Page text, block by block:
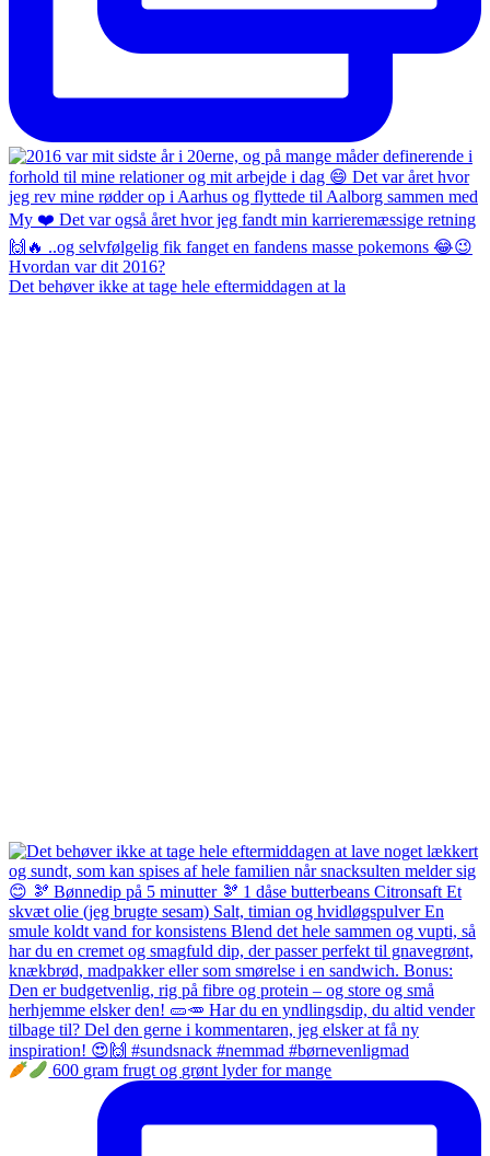
Det behøver ikke at tage hele eftermiddagen at la
600 gram frugt og grønt lyder for mange